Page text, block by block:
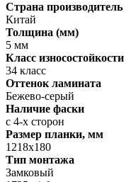
Страна производитель
Китай
Толщина (мм)
5 мм
Класс износостойкости
34 класс
Оттенок ламината
Бежево-серый
Наличие фаски
с 4-х сторон
Размер планки, мм
1218х180
Тип монтажа
Замковый